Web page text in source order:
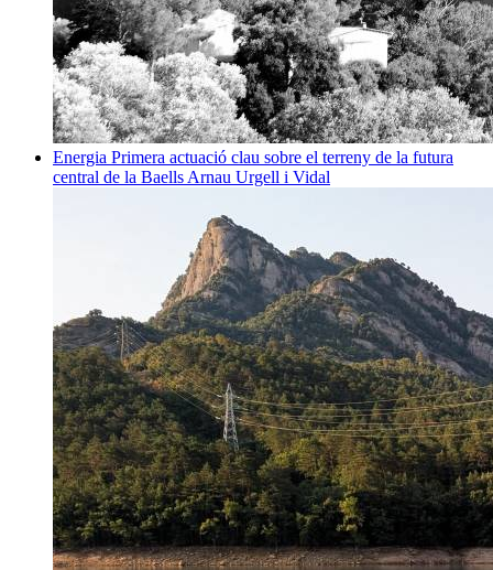
Energia Primera actuació clau sobre el terreny de la futura
central de la Baells Arnau Urgell i Vidal